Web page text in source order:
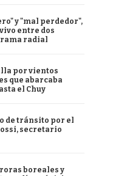
y "mal perdedor",
entre dos
radial
por vientos
que abarcaba
el Chuy
de tránsito por el
secretario
boreales y